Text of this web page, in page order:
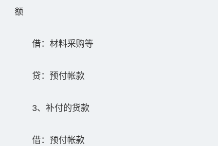
额
借：材料采购等
贷：预付帐款
3、补付的货款
借：预付帐款